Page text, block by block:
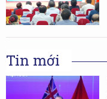
Tin mới